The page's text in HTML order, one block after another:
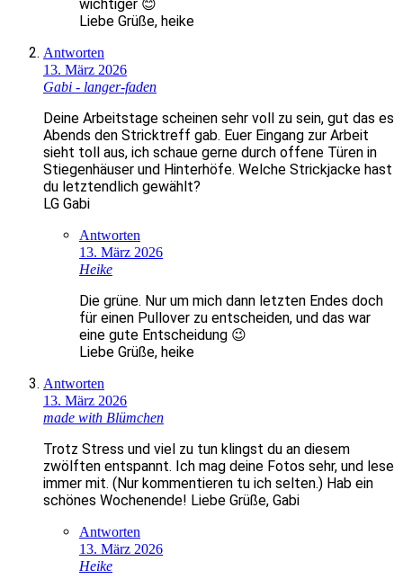
wichtiger 😊
Liebe Grüße, heike
Antworten
13. März 2026
Gabi - langer-faden
Deine Arbeitstage scheinen sehr voll zu sein, gut das es
Abends den Stricktreff gab. Euer Eingang zur Arbeit
sieht toll aus, ich schaue gerne durch offene Türen in
Stiegenhäuser und Hinterhöfe. Welche Strickjacke hast
du letztendlich gewählt?
LG Gabi
Antworten
13. März 2026
Heike
Die grüne. Nur um mich dann letzten Endes doch
für einen Pullover zu entscheiden, und das war
eine gute Entscheidung 😉
Liebe Grüße, heike
Antworten
13. März 2026
made with Blümchen
Trotz Stress und viel zu tun klingst du an diesem
zwölften entspannt. Ich mag deine Fotos sehr, und lese
immer mit. (Nur kommentieren tu ich selten.) Hab ein
schönes Wochenende! Liebe Grüße, Gabi
Antworten
13. März 2026
Heike